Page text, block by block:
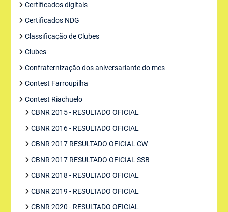
Certificados digitais
Certificados NDG
Classificação de Clubes
Clubes
Confraternização dos aniversariante do mes
Contest Farroupilha
Contest Riachuelo
CBNR 2015 - RESULTADO OFICIAL
CBNR 2016 - RESULTADO OFICIAL
CBNR 2017 RESULTADO OFICIAL CW
CBNR 2017 RESULTADO OFICIAL SSB
CBNR 2018 - RESULTADO OFICIAL
CBNR 2019 - RESULTADO OFICIAL
CBNR 2020 - RESULTADO OFICIAL